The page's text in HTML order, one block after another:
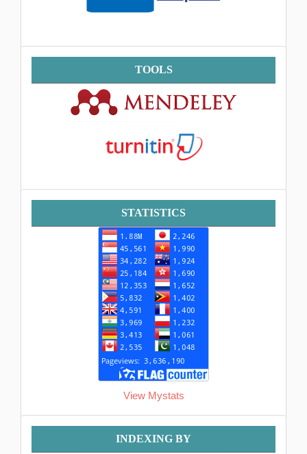
Tools TOOLS
Statistik STATISTICS
View Mystats
Indexing INDEXING BY